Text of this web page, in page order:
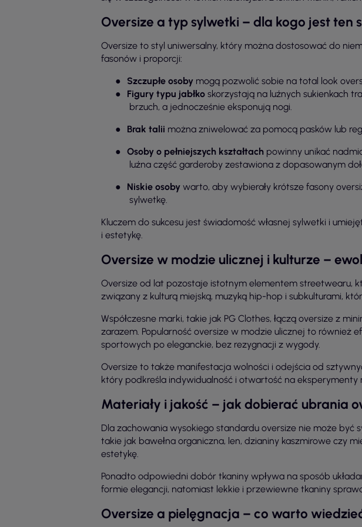
Oversize a typ sylwetki – dla kogo jest ten
Oversize to styl uniwersalny, który można dostosować do
fasonów i proporcji:
●
Szczupłe osoby mogą pozwolić sobie na total look
●
Figury typu jabłko skorzystają na luźnych sukienkach
brzuch, a jednocześnie eksponują nogi.
●
Brak talii można zniwelować za pomocą pasków lub
● Osoby o pełniejszych kształtach powinny unikać
luźna część garderoby zestawiona z dopasowanym
●
Niskie osoby warto, aby wybierały krótsze fasony
sylwetkę.
Kluczem do sukcesu jest świadomość własnej sylwetki i
i estetykę.
Oversize w modzie ulicznej i kulturze –
Oversize od lat pozostaje istotnym elementem streetwearu,
związany z kulturą miejską, muzyką hip-hop i subkulturami,
Współczesne marki, takie jak PG Clothes, łączą oversize z
zarazem. Popularność oversize w modzie ulicznej to również
sportowych po eleganckie, bez rezygnacji z wygody.
Oversize to także manifestacja wolności i odejścia od
który podkreśla indywidualność i otwartość na eksperymenty
Materiały i jakość – jak dobierać ubrania
Dla zachowania wysokiego standardu oversize nie może być
takie jak bawełna organiczna, len, dzianiny kaszmirowe czy
estetykę.
Ponadto odpowiedni dobór tkaniny wpływa na sposób
formie elegancji, natomiast lekkie i przewiewne tkaniny
Oversize a pielęgnacja – co warto